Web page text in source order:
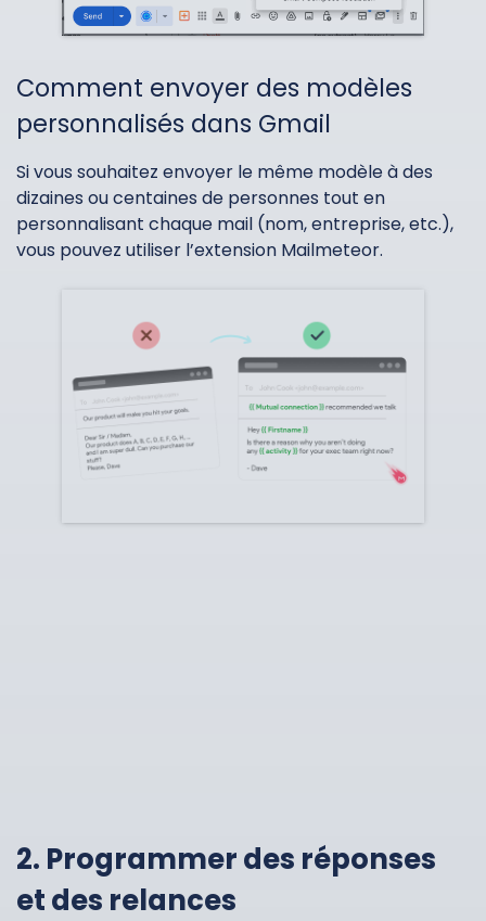
Comment envoyer des modèles
personnalisés dans Gmail
Si vous souhaitez envoyer le même modèle à des
dizaines ou centaines de personnes tout en
personnalisant chaque mail (nom, entreprise, etc.),
vous pouvez utiliser l’extension Mailmeteor.
2. Programmer des réponses
et des relances